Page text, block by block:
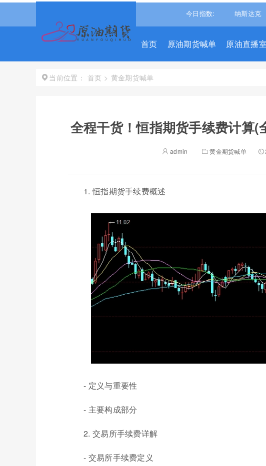
今日指数:
-0.75%↓ 纳斯达克
首页 原油期货喊单 原油直播室
当前位置： 首页 > 黄金期货喊单
全程干货！恒指期货手续费计算
admin 黄金期货喊单
1. 恒指期货手续费概述
- 定义与重要性
- 主要构成部分
2. 交易所手续费详解
- 交易所手续费定义